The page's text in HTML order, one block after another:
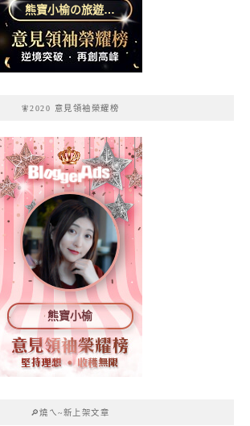
熊寶小榆の旅遊日
記
🧚2020 意見領袖榮耀榜
熊寶小榆
🔎燒ㄟ~新上架文章